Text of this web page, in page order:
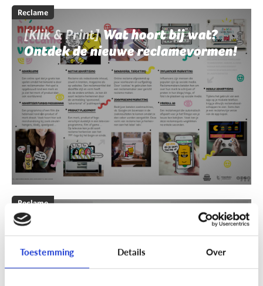
Toestemming Details Over
Reclame
[Klik & Print]Wat hoort bij wat?
Ontdek de nieuwe reclamevormen!
Reclame
[Klik & Print]